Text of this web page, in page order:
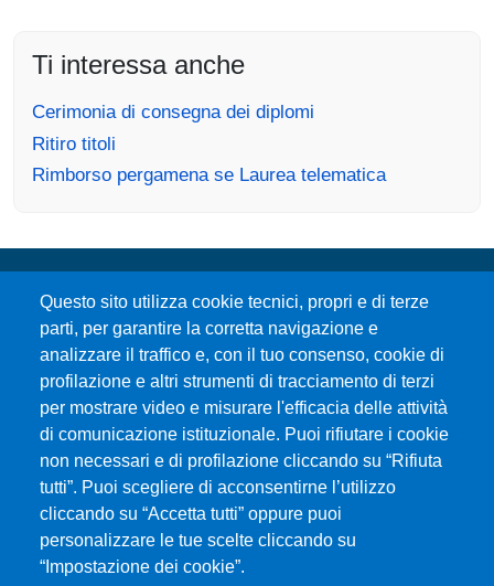
Ti interessa anche
Cerimonia di consegna dei diplomi
Ritiro titoli
Rimborso pergamena se Laurea telematica
Questo sito utilizza cookie tecnici, propri e di terze
parti, per garantire la corretta navigazione e
analizzare il traffico e, con il tuo consenso, cookie di
profilazione e altri strumenti di tracciamento di terzi
per mostrare video e misurare l'efficacia delle attività
di comunicazione istituzionale. Puoi rifiutare i cookie
non necessari e di profilazione cliccando su “Rifiuta
tutti”. Puoi scegliere di acconsentirne l’utilizzo
cliccando su “Accetta tutti” oppure puoi
personalizzare le tue scelte cliccando su
“Impostazione dei cookie”.
Università degli Studi di Messina
Piazza Pugliatti, 1 - 98122 Messina
Cod. Fiscale 80004070837
P.IVA 00724160833
Centralino: 090 676 1
MENÙ SOCIAL